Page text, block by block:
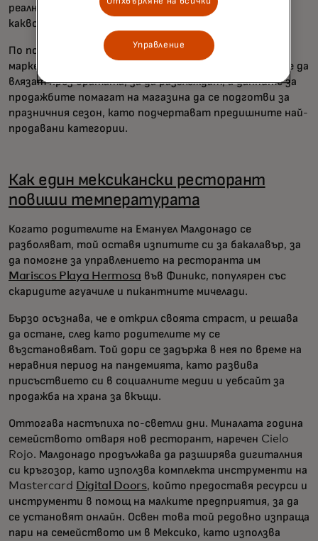
реално време, показващи какво се продава бързо и
какво трябва да се презареди или свали.
По подобен начин в Blacksburg Books
постоянният
маркетинг в социалните медии помага на клиентите да
влязат през вратата, за да разглеждат, а данните за
продажбите помагат на магазина да се подготви за
празничния сезон, като подчертават предишните най-
продавани категории.
Как един мексикански ресторант
повиши температурата
Когато родителите на Емануел Малдонадо се
разболяват, той оставя изпитите си за бакалавър, за
да помогне за управлението на ресторанта им
Mariscos Playa Hermosa във Финикс, популярен със
скаридите агуачиле и пикантните мичелади.
Бързо осъзнава, че е открил своята страст, и решава
да остане, след като родителите му се
възстановяват. Той дори се задържа в нея по време на
неравния период на пандемията, като развива
присъствието си в социалните медии и уебсайт за
продажба на храна за вкъщи.
Оттогава настъпиха по-светли дни. Миналата година
семейството отваря нов ресторант, наречен Cielo
Rojo. Малдонадо продължава да разширява дигиталния
си кръгозор, като използва комплекта инструменти на
Mastercard Digital Doors, който предоставя ресурси и
инструменти в помощ на малките предприятия, за да
се установят онлайн. Освен това той редовно изпраща
пари на семейството им в Мексико, като използва
Управление